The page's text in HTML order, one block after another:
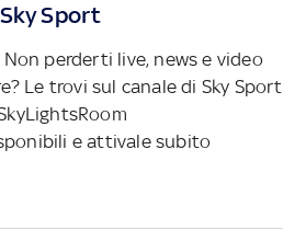
Sport
Non perderti live, news e video
Le trovi sul canale di Sky Sport
e attivale subito